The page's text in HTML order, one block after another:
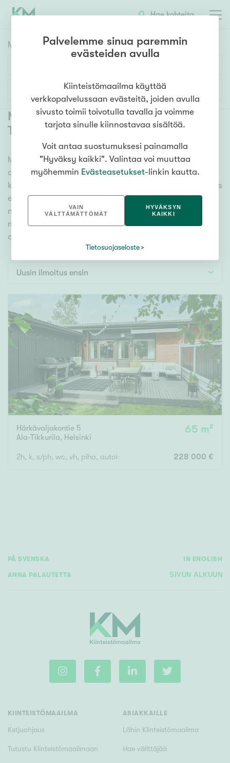
Hae kohteita
Myyntikohteet
1h 2h 3h 4h 5h+
Asuntotyyppi
Kerros-/luhtitalo
Rivitalo/paritalo
Omakoti-/erillistalo
Maa- tai metsätila
Vapaa-ajan asunto
Hinta
000 000 €
Pinta-ala
Uudiskohteet
Vain uudiskohteet Ei uudiskohteita
Välttävä
Lisää hakuehtoja
Myytävät asunnot Helsinki Ala-
Tikkurila (1)
Meiltä löydät myytävät asunnot Helsinki Ala-Tikkurila,
oli tarpeesi mikä vain! Tuhansien kohteiden ja satojen
kiinteistönvälittäjien verkostomme auttaa sinua kenties
elämäsi tärkeimmässä päätöksessä. Katso alta kaikki
myytävät asunnot Helsinki Ala-Tikkurila. Hyödynnä
myös kätevää hakutyökaluamme, jonka avulla löydät
omien toiveidesi mukaisen kodin.
Uusin ilmoitus ensin
Härkävaljakontie 5
Ala-Tikkurila, Helsinki
65 m²
2h, k, s/ph, wc, vh, piha, autokatos 228 000 €
PÅ SVENSKA IN ENGLISH
ANNA PALAUTETTA SIVUN ALKUUN
KIINTEISTÖMAAILMA
Ketjuohjaus
Tutustu Kiinteistömaailmaan
ASIAKKAILLE
Lähin Kiinteistömaailma
Hae välittäjää
Palvelemme sinua paremmin
evästeiden avulla
Kiinteistömaailma käyttää
verkkopalvelussaan evästeitä, joiden avulla
sivusto toimii toivotulla tavalla ja voimme
tarjota sinulle kiinnostavaa sisältöä.
Voit antaa suostumuksesi painamalla
"Hyväksy kaikki". Valintaa voi muuttaa
myöhemmin Evästeasetukset-linkin kautta.
VAIN
VÄLTTÄMÄTTÖMÄT
HYVÄKSYN
KAIKKI
Tietosuojaseloste